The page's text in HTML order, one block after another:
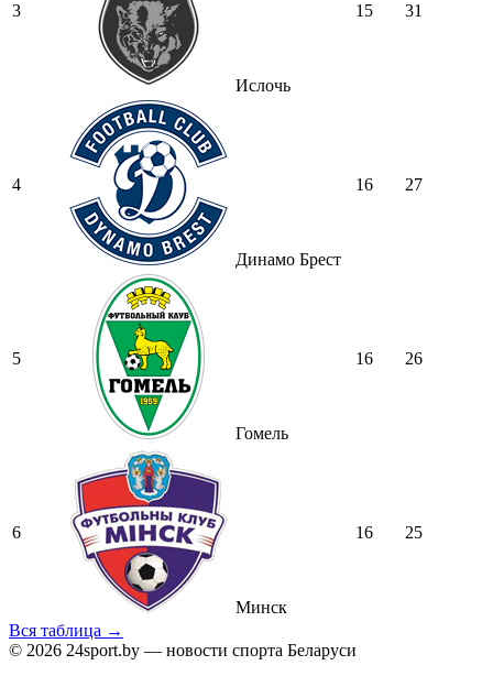
3
Ислочь
15 31
4
Динамо Брест
16 27
5
Гомель
16 26
6
Минск
16 25
Вся таблица →
© 2026 24sport.by — новости спорта Беларуси